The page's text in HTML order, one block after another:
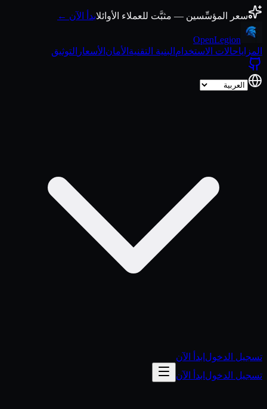
انتقل إلى المحتوى
سعر المؤسِّسين — مثبَّت للعملاء الأوائلابدأ الآن ←
OpenLegion
المزاياحالات الاستخدام البنية التقنية الأمان الأسعار التوثيق
تسجيل الدخول ابدأ الآن
تسجيل الدخول ابدأ الآن